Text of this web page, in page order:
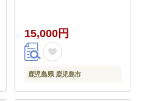
15,000円
鹿児島県 鹿児島市